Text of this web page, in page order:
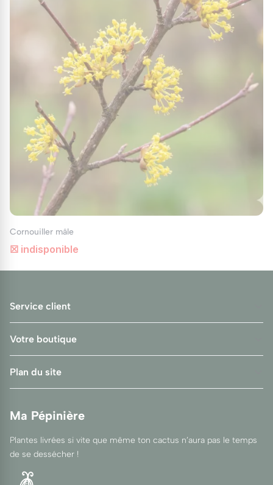
Cornouiller mâle
☒ indisponible
Service client
Votre boutique
Plan du site
Ma Pépinière
Plantes livrées si vite que même ton cactus n’aura pas le temps
de se dessécher !